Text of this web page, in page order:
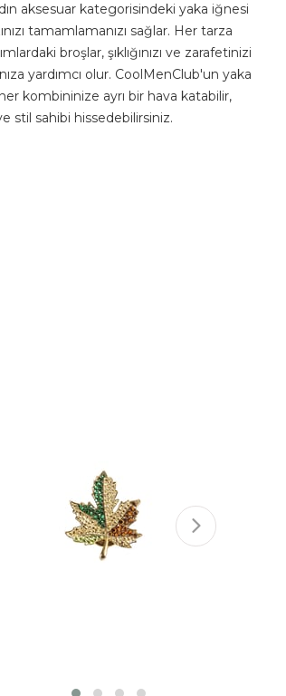
aksesuar kategorisindeki yaka iğnesi
tamamlamanızı sağlar. Her tarza
broşlar, şıklığınızı ve zarafetinizi
yardımcı olur. CoolMenClub'un yaka
kombininize ayrı bir hava katabilir,
stil sahibi hissedebilirsiniz.